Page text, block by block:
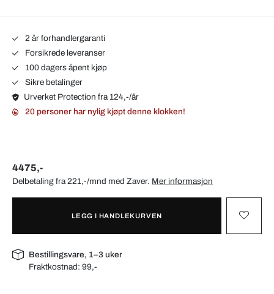
2 år forhandlergaranti
Forsikrede leveranser
100 dagers åpent kjøp
Sikre betalinger
Urverket Protection fra 124,-/år
20 personer har nylig kjøpt denne klokken!
4475,-
Delbetaling fra 221,-/mnd med Zaver. Mer informasjon
LEGG I HANDLEKURVEN
Bestillingsvare, 1–3 uker
Fraktkostnad:99,-